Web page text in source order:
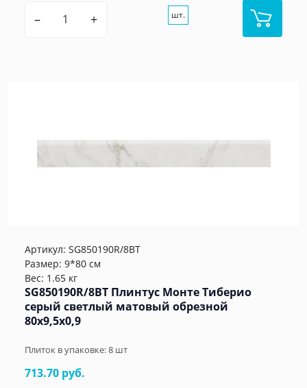
– + шт.
Артикул: SG850190R/8BT
Размер: 9*80 см
Вес: 1.65 кг
SG850190R/8BT Плинтус Монте Тиберио
серый светлый матовый обрезной
80x9,5x0,9
Плиток в упаковке:8 шт
713.70 руб.